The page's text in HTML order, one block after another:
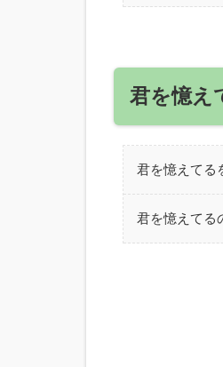
君を憶え
君を憶えてる
君を憶えてる